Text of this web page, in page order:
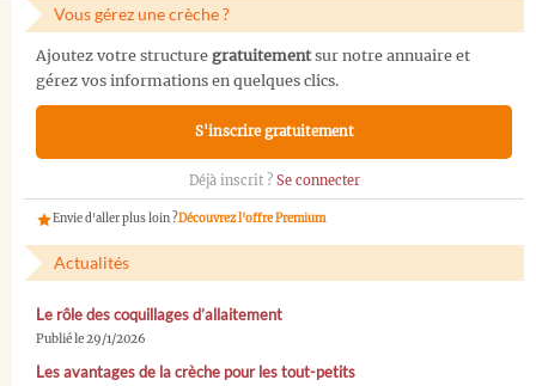
Vous gérez une crèche ?
Ajoutez votre structure gratuitementsur notre annuaire et
gérez vos informations en quelques clics.
S'inscrire gratuitement
Déjà inscrit ? Se connecter
Envie d'aller plus loin ?Découvrez l'offre Premium
Actualités
Le rôle des coquillages d’allaitement
Publié le 29/1/2026
Les avantages de la crèche pour les tout-petits